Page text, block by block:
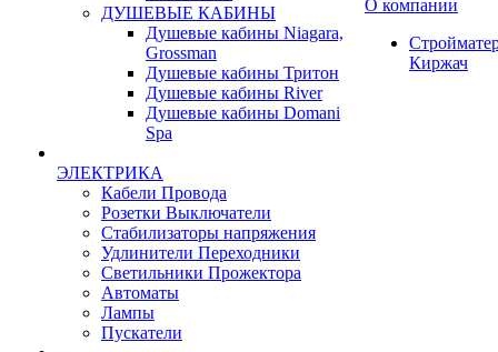
ДУШЕВЫЕ КАБИНЫ
Душевые кабины Niagara,
Grossman
Душевые кабины Тритон
Душевые кабины River
Душевые кабины Domani
Spa
ЭЛЕКТРИКА
Кабели Провода
Розетки Выключатели
Стабилизаторы напряжения
Удлинители Переходники
Светильники Прожектора
Автоматы
Лампы
Пускатели
О компании
Киржач